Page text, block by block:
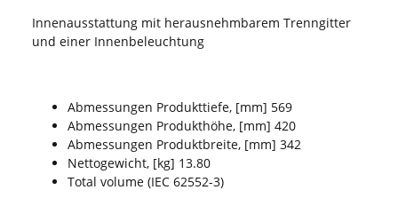
Innenausstattung mit herausnehmbarem Trenngitter
und einer Innenbeleuchtung
Abmessungen Produkttiefe, [mm] 569
Abmessungen Produkthöhe, [mm] 420
Abmessungen Produktbreite, [mm] 342
Nettogewicht, [kg] 13.80
Total volume (IEC 62552-3)